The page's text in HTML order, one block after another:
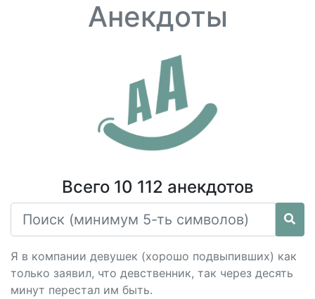
Анекдоты
Всего 10 112 анекдотов
Я в компании девушек (хорошо подвыпивших) как
только заявил, что девственник, так через десять
минут перестал им быть.